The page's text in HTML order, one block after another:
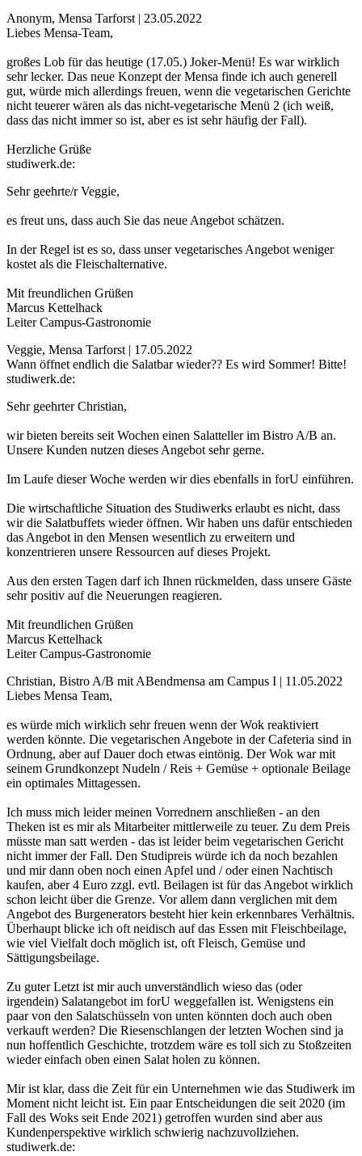
Anonym, Mensa Tarforst | 23.05.2022
Liebes Mensa-Team,
großes Lob für das heutige (17.05.) Joker-Menü! Es war wirklich
sehr lecker. Das neue Konzept der Mensa finde ich auch generell
gut, würde mich allerdings freuen, wenn die vegetarischen Gerichte
nicht teuerer wären als das nicht-vegetarische Menü 2 (ich weiß,
dass das nicht immer so ist, aber es ist sehr häufig der Fall).
Herzliche Grüße
studiwerk.de:
Sehr geehrte/r Veggie,
es freut uns, dass auch Sie das neue Angebot schätzen.
In der Regel ist es so, dass unser vegetarisches Angebot weniger
kostet als die Fleischalternative.
Mit freundlichen Grüßen
Marcus Kettelhack
Leiter Campus-Gastronomie
Veggie, Mensa Tarforst | 17.05.2022
Wann öffnet endlich die Salatbar wieder?? Es wird Sommer! Bitte!
studiwerk.de:
Sehr geehrter Christian,
wir bieten bereits seit Wochen einen Salatteller im Bistro A/B an.
Unsere Kunden nutzen dieses Angebot sehr gerne.
Im Laufe dieser Woche werden wir dies ebenfalls in forU einführen.
Die wirtschaftliche Situation des Studiwerks erlaubt es nicht, dass
wir die Salatbuffets wieder öffnen. Wir haben uns dafür entschieden
das Angebot in den Mensen wesentlich zu erweitern und
konzentrieren unsere Ressourcen auf dieses Projekt.
Aus den ersten Tagen darf ich Ihnen rückmelden, dass unsere Gäste
sehr positiv auf die Neuerungen reagieren.
Mit freundlichen Grüßen
Marcus Kettelhack
Leiter Campus-Gastronomie
Christian, Bistro A/B mit ABendmensa am Campus I | 11.05.2022
Liebes Mensa Team,
es würde mich wirklich sehr freuen wenn der Wok reaktiviert
werden könnte. Die vegetarischen Angebote in der Cafeteria sind in
Ordnung, aber auf Dauer doch etwas eintönig. Der Wok war mit
seinem Grundkonzept Nudeln / Reis + Gemüse + optionale Beilage
ein optimales Mittagessen.
Ich muss mich leider meinen Vorrednern anschließen - an den
Theken ist es mir als Mitarbeiter mittlerweile zu teuer. Zu dem Preis
müsste man satt werden - das ist leider beim vegetarischen Gericht
nicht immer der Fall. Den Studipreis würde ich da noch bezahlen
und mir dann oben noch einen Apfel und / oder einen Nachtisch
kaufen, aber 4 Euro zzgl. evtl. Beilagen ist für das Angebot wirklich
schon leicht über die Grenze. Vor allem dann verglichen mit dem
Angebot des Burgenerators besteht hier kein erkennbares Verhältnis.
Überhaupt blicke ich oft neidisch auf das Essen mit Fleischbeilage,
wie viel Vielfalt doch möglich ist, oft Fleisch, Gemüse und
Sättigungsbeilage.
Zu guter Letzt ist mir auch unverständlich wieso das (oder
irgendein) Salatangebot im forU weggefallen ist. Wenigstens ein
paar von den Salatschüsseln von unten könnten doch auch oben
verkauft werden? Die Riesenschlangen der letzten Wochen sind ja
nun hoffentlich Geschichte, trotzdem wäre es toll sich zu Stoßzeiten
wieder einfach oben einen Salat holen zu können.
Mir ist klar, dass die Zeit für ein Unternehmen wie das Studiwerk im
Moment nicht leicht ist. Ein paar Entscheidungen die seit 2020 (im
Fall des Woks seit Ende 2021) getroffen wurden sind aber aus
Kundenperspektive wirklich schwierig nachzuvollziehen.
studiwerk.de: